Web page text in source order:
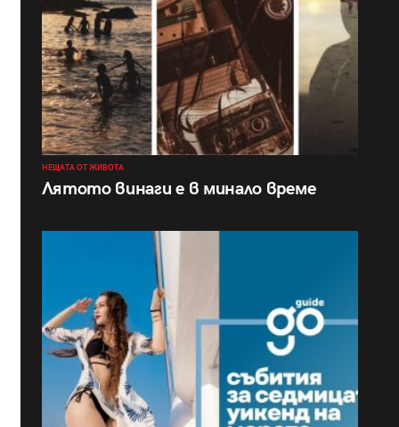
НЕЩАТА ОТ ЖИВОТА
Лятото винаги е в минало време